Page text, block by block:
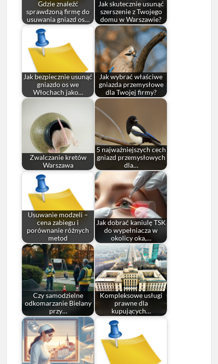
Gdzie znaleźć
sprawdzoną firmę do
usuwania gniazd os…
Jak skutecznie usunąć
szerszenie z Twojego
domu w Warszawie?
Jak bezpiecznie usunąć
gniazdo os we
Włochach jako…
Jak wybrać właściwe
gniazda przemysłowe
dla Twojej firmy?
Zwalczanie kretów
Warszawa
5 najważniejszych cech
gniazd przemysłowych
dla…
Usuwanie modzeli –
cena zabiegu i
porównanie różnych
metod
Jak dobrać kaniulę TSK
do wypełniacza w
okolicy oka,…
Czy samodzielne
odkomarzanie Bielany
przy…
Kompleksowe usługi
prawne dla
kupujących…